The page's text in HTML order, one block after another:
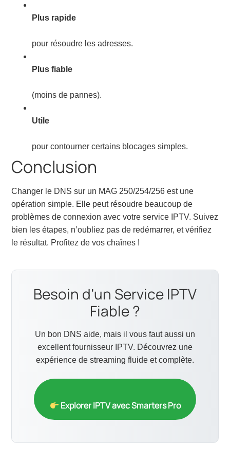
Plus rapide
pour résoudre les adresses.
Plus fiable
(moins de pannes).
Utile
pour contourner certains blocages simples.
Conclusion
Changer le DNS sur un MAG 250/254/256 est une
opération simple. Elle peut résoudre beaucoup de
problèmes de connexion avec votre service IPTV. Suivez
bien les étapes, n’oubliez pas de redémarrer, et vérifiez
le résultat. Profitez de vos chaînes !
Besoin d’un Service IPTV
Fiable ?
Un bon DNS aide, mais il vous faut aussi un
excellent fournisseur IPTV. Découvrez une
expérience de streaming fluide et complète.
Explorer IPTV avec Smarters Pro